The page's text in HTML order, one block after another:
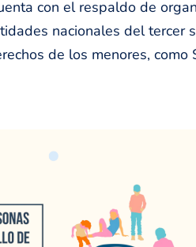
con el respaldo de
nacionales del tercer
de los menores, como